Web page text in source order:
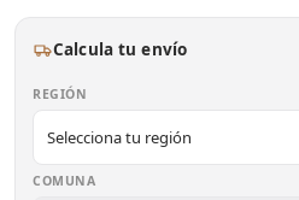
Calcula tu envío
REGIÓN
COMUNA